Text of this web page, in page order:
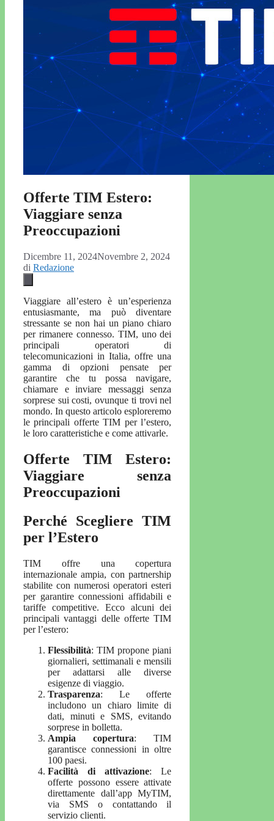
Offerte TIM Estero:
Viaggiare senza
Preoccupazioni
Dicembre 11, 2024Novembre 2, 2024
di Redazione
Viaggiare all’estero è un’esperienza
entusiasmante, ma può diventare
stressante se non hai un piano chiaro
per rimanere connesso. TIM, uno dei
principali operatori di
telecomunicazioni in Italia, offre una
gamma di opzioni pensate per
garantire che tu possa navigare,
chiamare e inviare messaggi senza
sorprese sui costi, ovunque ti trovi nel
mondo. In questo articolo esploreremo
le principali offerte TIM per l’estero,
le loro caratteristiche e come attivarle.
Offerte TIM Estero:
Viaggiare senza
Preoccupazioni
Perché Scegliere TIM
per l’Estero
TIM offre una copertura
internazionale ampia, con partnership
stabilite con numerosi operatori esteri
per garantire connessioni affidabili e
tariffe competitive. Ecco alcuni dei
principali vantaggi delle offerte TIM
per l’estero:
Flessibilità: TIM propone piani
giornalieri, settimanali e mensili
per adattarsi alle diverse
esigenze di viaggio.
Trasparenza: Le offerte
includono un chiaro limite di
dati, minuti e SMS, evitando
sorprese in bolletta.
Ampia copertura: TIM
garantisce connessioni in oltre
100 paesi.
Facilità di attivazione: Le
offerte possono essere attivate
direttamente dall’app MyTIM,
via SMS o contattando il
servizio clienti.